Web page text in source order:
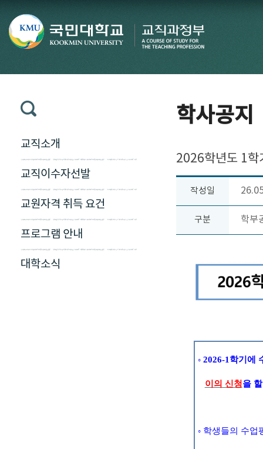
교직소개
교직이수자선발
교원자격 취득 요건
프로그램 안내
대학소식
학사공지
2026학년도 1학
작성일
구분 학부
◦ 2026-1 학기에
이의 신청을
◦ 학생들의 수업